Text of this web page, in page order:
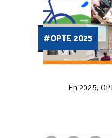
#OPTE 2025
En 2025,